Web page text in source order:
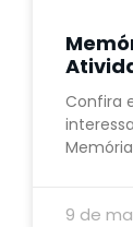
Confira
9 de